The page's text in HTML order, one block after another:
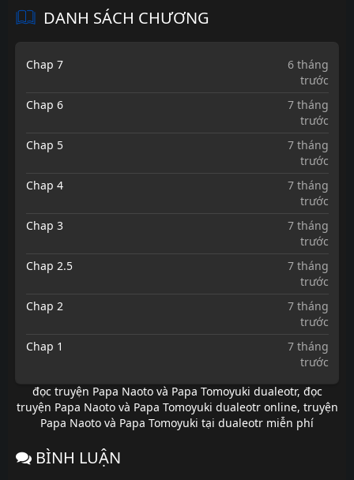
DANH SÁCH CHƯƠNG
Chap 7
6 tháng
trước
Chap 6
7 tháng
trước
Chap 5
7 tháng
trước
Chap 4
7 tháng
trước
Chap 3
7 tháng
trước
Chap 2.5
7 tháng
trước
Chap 2
7 tháng
trước
Chap 1
7 tháng
trước
đọc truyện Papa Naoto và Papa Tomoyuki dualeotr, đọc
truyện Papa Naoto và Papa Tomoyuki dualeotr online, truyện
Papa Naoto và Papa Tomoyuki tại dualeotr miễn phí
BÌNH LUẬN